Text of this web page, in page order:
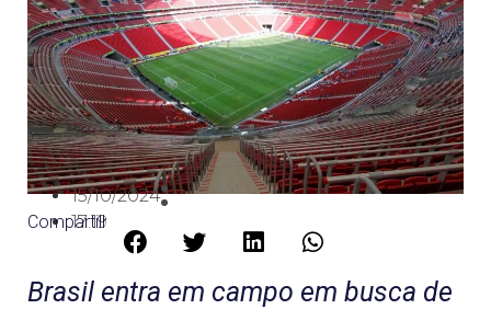
15/10/2024
17:19
Compartilhe:
Brasil entra em campo em busca de